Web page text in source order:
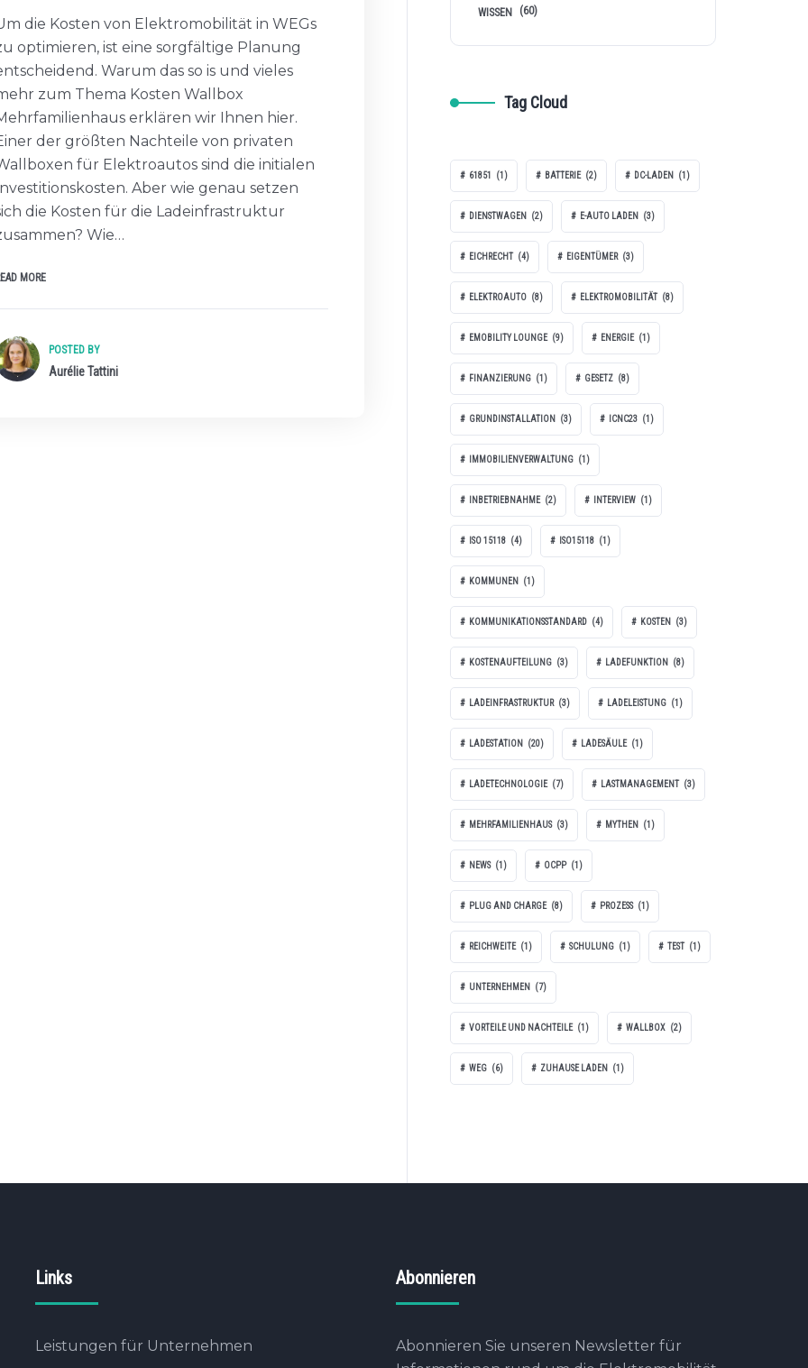
die Kosten von Elektromobilität in WEGs
optimieren, ist eine sorgfältige Planung
Warum das so is und vieles
zum Thema Kosten Wallbox
erklären wir Ihnen hier.
der größten Nachteile von privaten
für Elektroautos sind die initialen
Aber wie genau setzen
die Kosten für die Ladeinfrastruktur
Wie…
MORE
POSTED BY
Aurélie Tattini
WISSEN (60)
Tag Cloud
61851 (1) BATTERIE (2) DC-LADEN (1)
DIENSTWAGEN (2) E-AUTO LADEN (3)
EICHRECHT (4) EIGENTÜMER (3)
ELEKTROAUTO (8) ELEKTROMOBILITÄT (8)
EMOBILITY LOUNGE (9) ENERGIE (1)
FINANZIERUNG (1) GESETZ (8)
GRUNDINSTALLATION (3) ICNC23 (1)
IMMOBILIENVERWALTUNG (1)
INBETRIEBNAHME (2) INTERVIEW (1)
ISO 15118 (4) ISO15118 (1)
KOMMUNEN (1)
KOMMUNIKATIONSSTANDARD (4) KOSTEN (3)
KOSTENAUFTEILUNG (3) LADEFUNKTION (8)
LADEINFRASTRUKTUR (3) LADELEISTUNG (1)
LADESTATION (20) LADESÄULE (1)
LADETECHNOLOGIE (7) LASTMANAGEMENT (3)
MEHRFAMILIENHAUS (3) MYTHEN (1)
NEWS (1) OCPP (1)
PLUG AND CHARGE (8) PROZESS (1)
REICHWEITE (1) SCHULUNG (1) TEST (1)
UNTERNEHMEN (7)
VORTEILE UND NACHTEILE (1) WALLBOX (2)
WEG (6) ZUHAUSE LADEN (1)
Links
Leistungen für Unternehmen
Abonnieren
Abonnieren Sie unseren Newsletter für